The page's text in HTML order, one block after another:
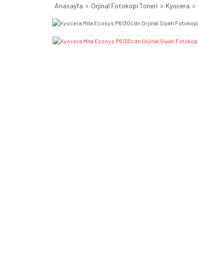
Anasayfa Orjinal Fotokopi Toneri Kyocera